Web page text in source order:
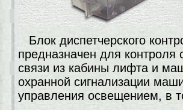
Блок диспетчерского
предназначен для контроля
связи из кабины лифта и
охранной сигнализации
управления освещением, в